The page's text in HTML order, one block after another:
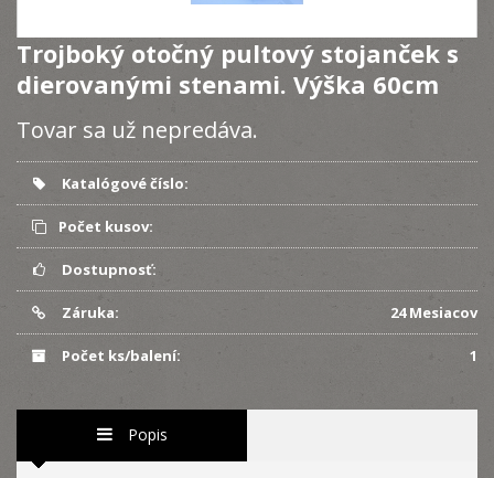
Trojboký otočný pultový stojanček s
dierovanými stenami. Výška 60cm
Tovar sa už nepredáva.
Katalógové číslo:
Počet kusov:
Dostupnosť:
Záruka: 24 Mesiacov
Počet ks/balení: 1
Popis